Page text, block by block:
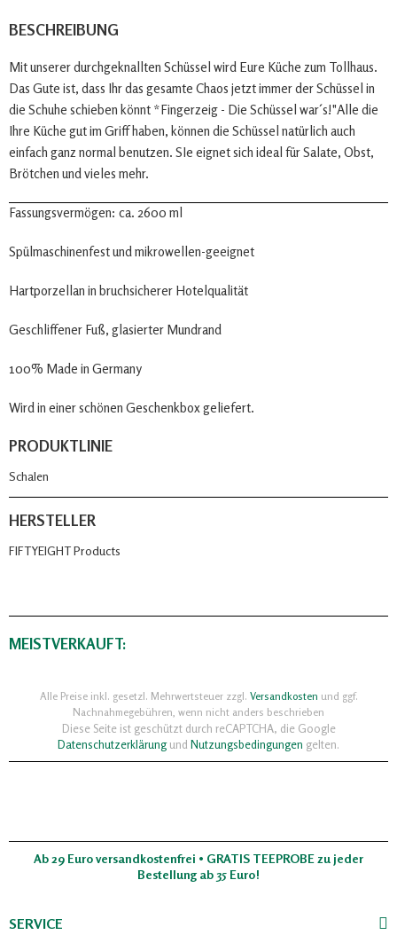
BESCHREIBUNG
Mit unserer durchgeknallten Schüssel wird Eure Küche zum Tollhaus.
Das Gute ist, dass Ihr das gesamte Chaos jetzt immer der Schüssel in
die Schuhe schieben könnt *Fingerzeig - Die Schüssel war´s!"Alle die
Ihre Küche gut im Griff haben, können die Schüssel natürlich auch
einfach ganz normal benutzen. SIe eignet sich ideal für Salate, Obst,
Brötchen und vieles mehr.
Fassungsvermögen: ca. 2600 ml
Spülmaschinenfest und mikrowellen-geeignet
Hartporzellan in bruchsicherer Hotelqualität
Geschliffener Fuß, glasierter Mundrand
100% Made in Germany
Wird in einer schönen Geschenkbox geliefert.
PRODUKTLINIE
Schalen
HERSTELLER
FIFTYEIGHT Products
MEISTVERKAUFT:
Alle Preise inkl. gesetzl. Mehrwertsteuer zzgl. Versandkosten und ggf.
Nachnahmegebühren, wenn nicht anders beschrieben
Diese Seite ist geschützt durch reCAPTCHA, die Google
Datenschutzerklärungund Nutzungsbedingungen gelten.
Ab 29 Euro versandkostenfrei • GRATIS TEEPROBE zu jeder
Bestellung ab 35 Euro!
SERVICE